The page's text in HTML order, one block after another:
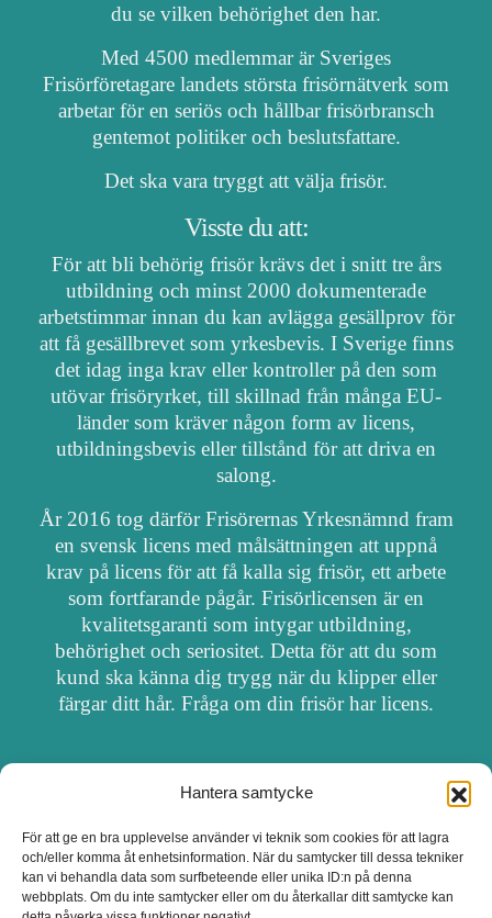
Hantera samtycke
För att ge en bra upplevelse använder vi teknik som cookies för att lagra
och/eller komma åt enhetsinformation. När du samtycker till dessa tekniker
kan vi behandla data som surfbeteende eller unika ID:n på denna
webbplats. Om du inte samtycker eller om du återkallar ditt samtycke kan
du se vilken behörighet den har.
Med 4500 medlemmar är Sveriges
Frisörföretagare landets största frisörnätverk som
arbetar för en seriös och hållbar frisörbransch
gentemot politiker och beslutsfattare.
Det ska vara tryggt att välja frisör.
Visste du att:
För att bli behörig frisör krävs det i snitt tre års
utbildning och minst 2000 dokumenterade
arbetstimmar innan du kan avlägga gesällprov för
att få gesällbrevet som yrkesbevis. I Sverige finns
det idag inga krav eller kontroller på den som
utövar frisöryrket, till skillnad från många EU-
länder som kräver någon form av licens,
utbildningsbevis eller tillstånd för att driva en
salong.
År 2016 tog därför Frisörernas Yrkesnämnd fram
en svensk licens med målsättningen att uppnå
krav på licens för att få kalla sig frisör, ett arbete
som fortfarande pågår. Frisörlicensen är en
kvalitetsgaranti som intygar utbildning,
behörighet och seriositet. Detta för att du som
kund ska känna dig trygg när du klipper eller
färgar ditt hår. Fråga om din frisör har licens.
OM FRISÖRSÖK
UPPDATERA SALONG